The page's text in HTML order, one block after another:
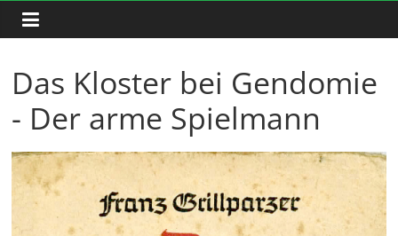
Das Kloster bei Gendomie
- Der arme Spielmann